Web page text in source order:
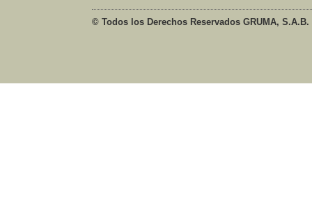
© Todos los Derechos Reservados GRUMA, S.A.B.